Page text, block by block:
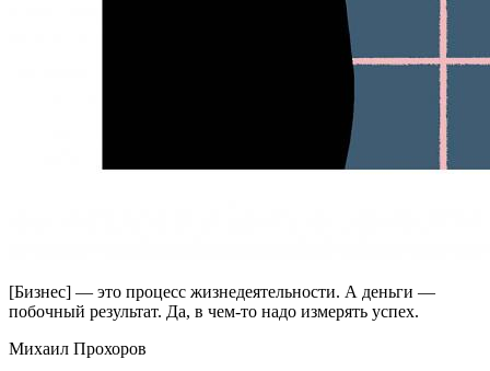
[Бизнес] — это процесс жизнедеятельности. А деньги —
побочный результат. Да, в чем-то надо измерять успех.
Михаил Прохоров